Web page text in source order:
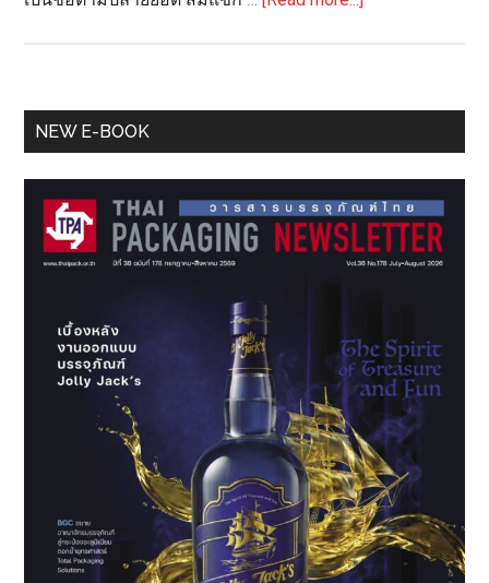
สาร
แขก
พืช
ท้อง
ใต้
ของ
ไทย
การ
พัฒนา
“ผลิตภัณฑ์
เสริม
อาหาร
Primary
NEW E-BOOK